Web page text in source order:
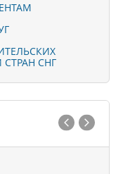
СНГ